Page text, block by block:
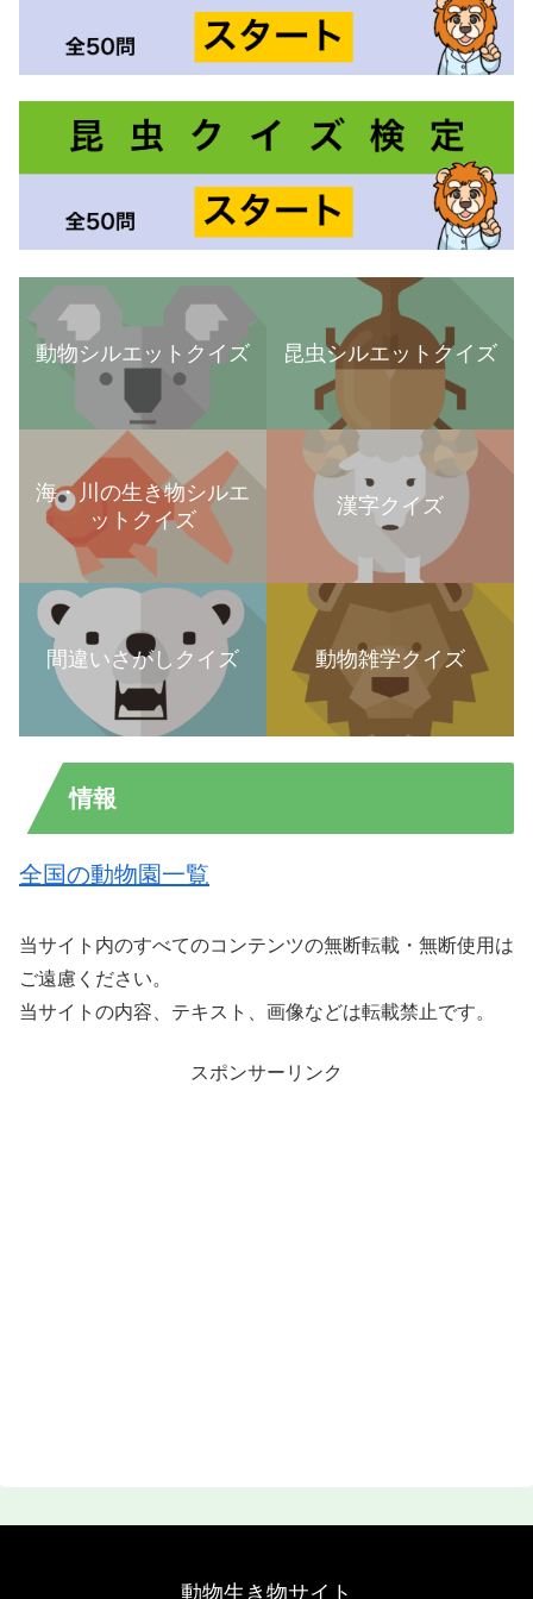
動物シルエットクイズ 昆虫シルエットクイズ
海・川の生き物シルエ
ットクイズ
漢字クイズ
間違いさがしクイズ 動物雑学クイズ
情報
全国の動物園一覧
当サイト内のすべてのコンテンツの無断転載・無断使用は
ご遠慮ください。
当サイトの内容、テキスト、画像などは転載禁止です。
スポンサーリンク
動物生き物サイト